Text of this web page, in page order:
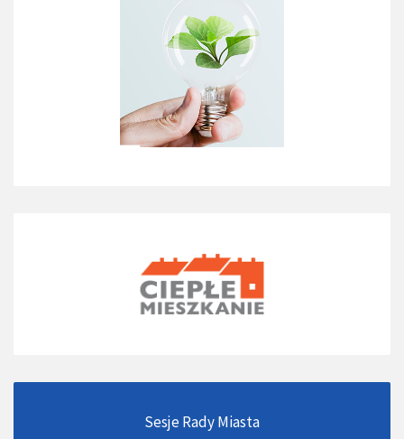
Sesje Rady Miasta